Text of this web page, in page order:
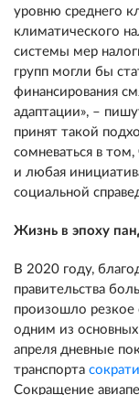
уровню среднего
климатического
системы мер
групп могли бы
финансирования
адаптации», –
принят такой
сомневаться в
и любая
социальной
Жизнь в эпоху
В 2020 году,
правительства
произошло резкое
одним из
апреля дневные
транспорта
Сокращение